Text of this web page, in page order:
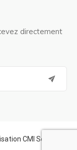
directement
CMI Services